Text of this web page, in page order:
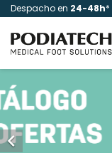
Despacho en 24-48h*
